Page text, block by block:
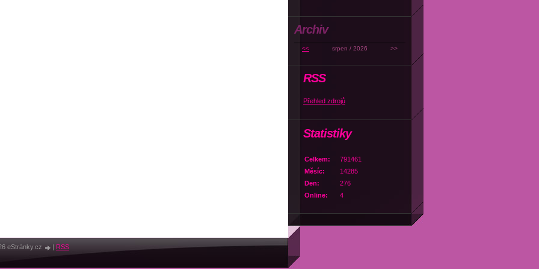
Archiv
<< srpen / 2026 >>
RSS
Přehled zdrojů
Statistiky
Online: 4
Celkem:
791461
Měsíc:
14285
Den:
276
eStránky.cz RSS